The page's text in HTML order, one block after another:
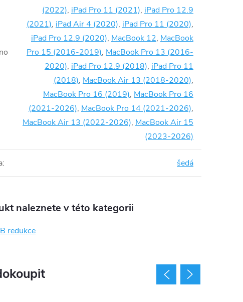
(2022), iPad Pro 11 (2021), iPad Pro 12.9
(2021), iPad Air 4 (2020), iPad Pro 11 (2020),
iPad Pro 12.9 (2020), MacBook 12, MacBook
Pro 15 (2016-2019), MacBook Pro 13 (2016-
2020), iPad Pro 12.9 (2018), iPad Pro 11
(2018), MacBook Air 13 (2018-2020),
MacBook Pro 16 (2019), MacBook Pro 16
(2021-2026), MacBook Pro 14 (2021-2026),
MacBook Air 13 (2022-2026), MacBook Air 15
(2023-2026)
: šedá
naleznete v této kategorii
redukce